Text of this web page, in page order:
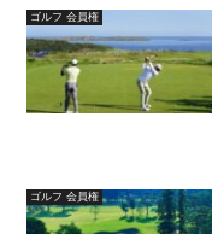
ゴルフ 会員権
ゴルフ 会員権